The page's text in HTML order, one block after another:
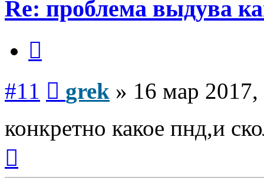
Re: проблема выдува
#11 grek » 16 мар
конкретно какое пнд,и
началу